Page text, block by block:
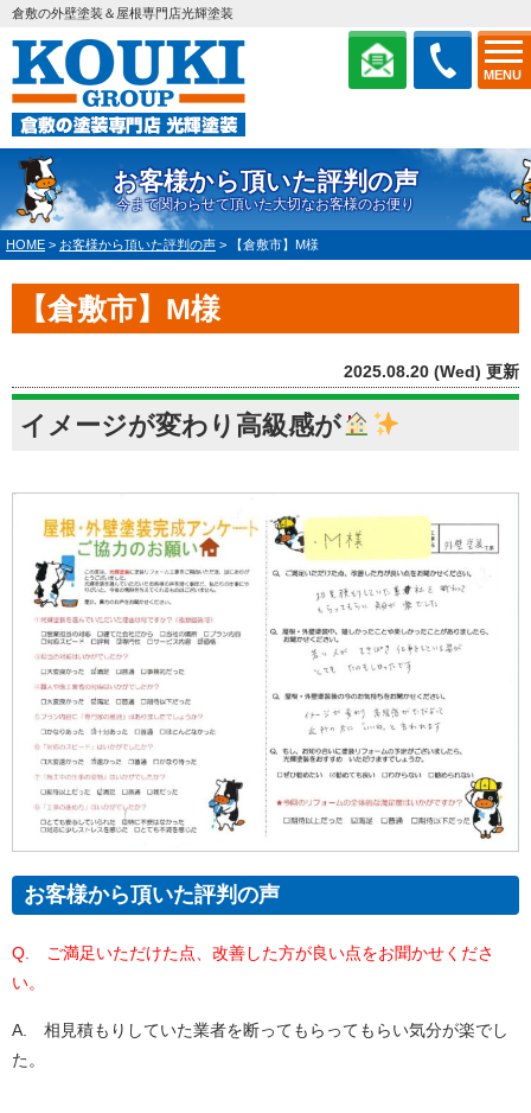
MENU
倉敷の外壁塗装＆屋根専門店光輝塗装
お客様から頂いた評判の声
今まで関わらせて頂いた大切なお客様のお便り
HOME > お客様から頂いた評判の声 > 【倉敷市】M様
【倉敷市】M様
2025.08.20 (Wed) 更新
イメージが変わり高級感が
お客様から頂いた評判の声
Q. ご満足いただけた点、改善した方が良い点をお聞かせくださ
い。
A. 相見積もりしていた業者を断ってもらってもらい気分が楽でし
た。